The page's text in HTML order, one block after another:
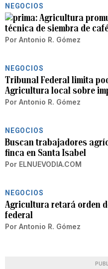
NEGOCIOS
Agricultura
técnica de siembra de
Por Antonio R. Gómez
NEGOCIOS
Tribunal Federal limita
Agricultura local sobre
Por Antonio R. Gómez
NEGOCIOS
Buscan trabajadores
finca en Santa Isabel
Por ELNUEVODIA.COM
NEGOCIOS
Agricultura retará orden
federal
Por Antonio R. Gómez